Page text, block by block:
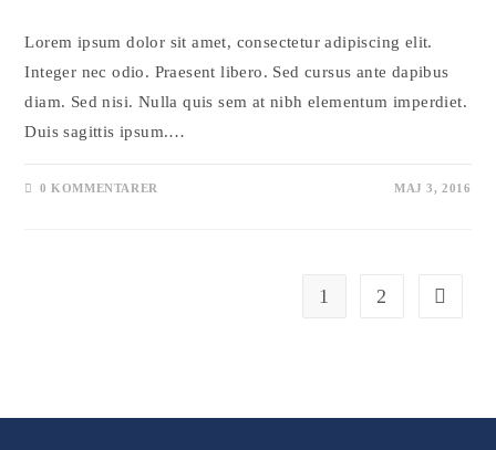
Lorem ipsum dolor sit amet, consectetur adipiscing elit.
Integer nec odio. Praesent libero. Sed cursus ante dapibus
diam. Sed nisi. Nulla quis sem at nibh elementum imperdiet.
Duis sagittis ipsum.…
0 KOMMENTARER MAJ 3, 2016
1 2